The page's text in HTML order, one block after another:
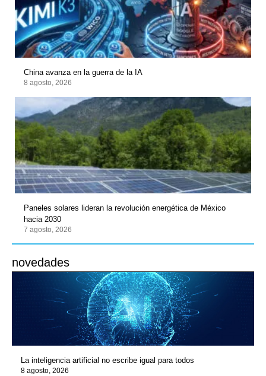
China avanza en la guerra de la IA
8 agosto, 2026
Paneles solares lideran la revolución energética de México
hacia 2030
7 agosto, 2026
novedades
La inteligencia artificial no escribe igual para todos
8 agosto, 2026